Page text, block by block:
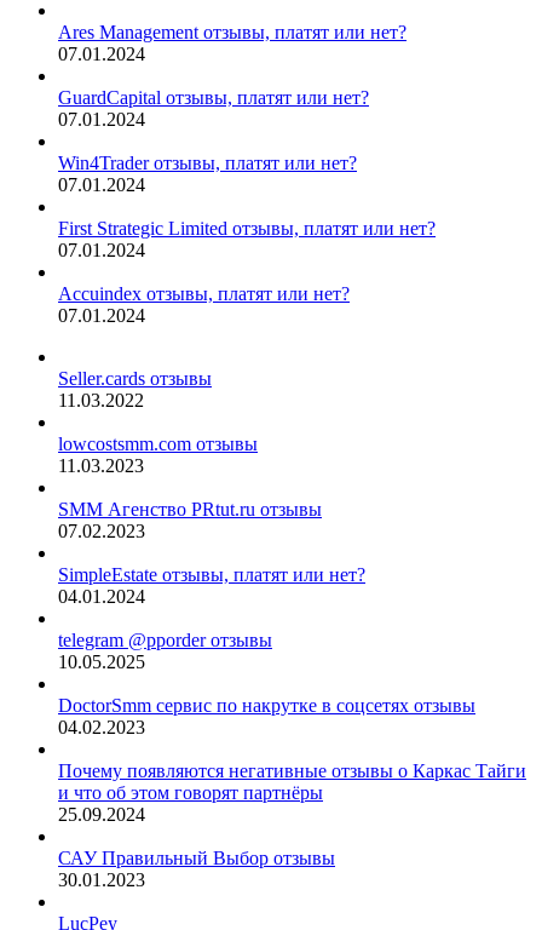
Ares Management отзывы, платят или нет?
07.01.2024
GuardCapital отзывы, платят или нет?
07.01.2024
Win4Trader отзывы, платят или нет?
07.01.2024
First Strategic Limited отзывы, платят или нет?
07.01.2024
Accuindex отзывы, платят или нет?
07.01.2024
Seller.cards отзывы
11.03.2022
lowcostsmm.com отзывы
11.03.2023
SMM Агенство PRtut.ru отзывы
07.02.2023
SimpleEstate отзывы, платят или нет?
04.01.2024
telegram @pporder отзывы
10.05.2025
DoctorSmm сервис по накрутке в соцсетях отзывы
04.02.2023
Почему появляются негативные отзывы о Каркас Тайги
и что об этом говорят партнёры
25.09.2024
САУ Правильный Выбор отзывы
30.01.2023
LucPey